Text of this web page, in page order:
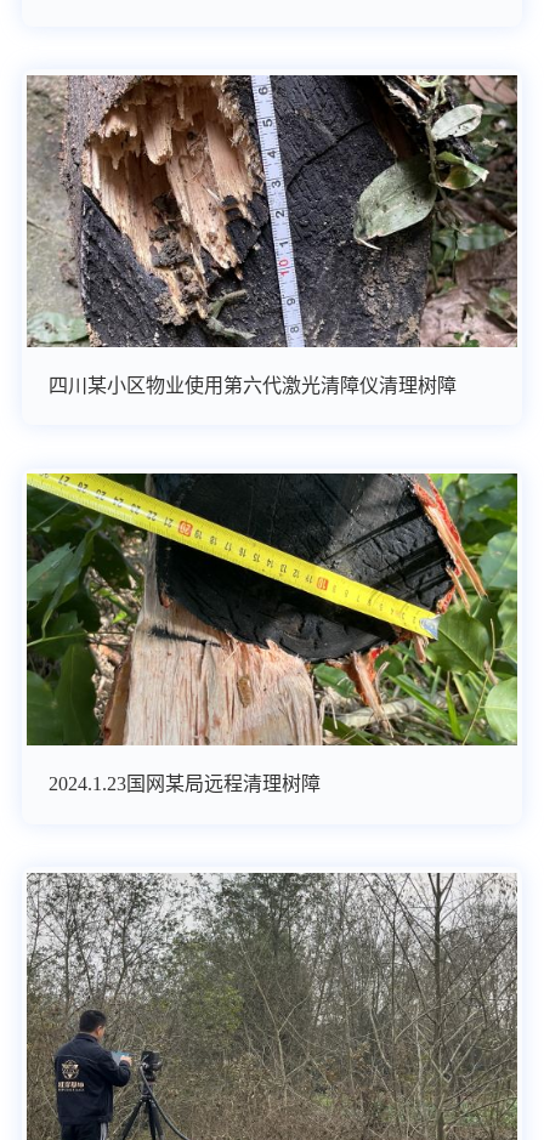
四川某小区物业使用第六代激光清障仪清理树障
2024.1.23国网某局远程清理树障